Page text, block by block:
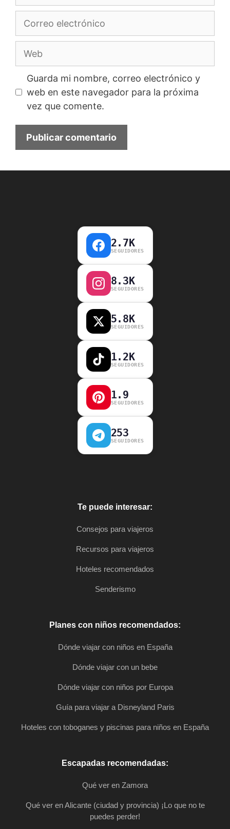
Correo
electrónico
Guarda mi nombre, correo electrónico y
web en este navegador para la próxima
vez que comente.
2.7K
SEGUIDORES
8.3K
SEGUIDORES
5.8K
SEGUIDORES
1.2K
SEGUIDORES
1.9
SEGUIDORES
253
SEGUIDORES
Te puede interesar:
Consejos para viajeros
Recursos para viajeros
Hoteles recomendados
Senderismo
Planes con niños recomendados:
Dónde viajar con niños en España
Dónde viajar con un bebe
Dónde viajar con niños por Europa
Guía para viajar a Disneyland Paris
Hoteles con toboganes y piscinas para niños en España
Escapadas recomendadas:
Qué ver en Zamora
Qué ver en Alicante (ciudad y provincia) ¡Lo que no te
puedes perder!